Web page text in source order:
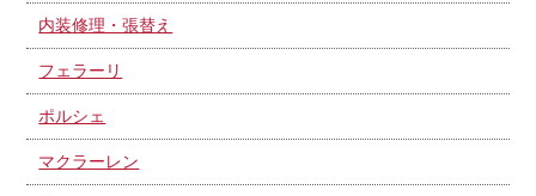
内装修理・張替え
フェラーリ
ポルシェ
マクラーレン